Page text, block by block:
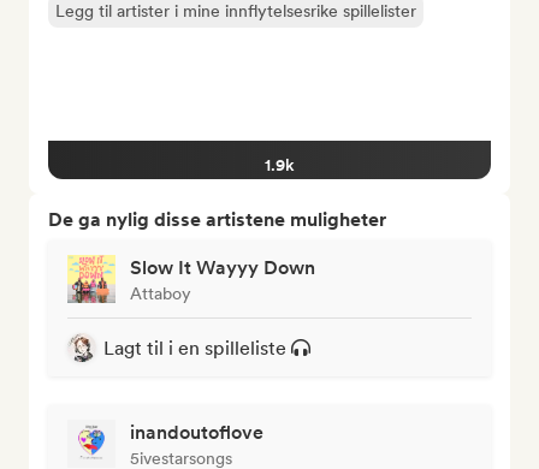
Legg til artister i mine innflytelsesrike spillelister
1.9k
De ga nylig disse artistene muligheter
Slow It Wayyy Down
Attaboy
Lagt til i en spilleliste
inandoutoflove
5ivestarsongs